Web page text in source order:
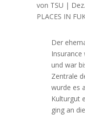
von TSU |
PLACES IN
Der
und war
Zentrale
wurde es
Kulturgut
ging an